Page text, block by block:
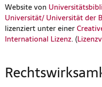
Website von
Universität/ Universität der
lizenziert unter einer
International Lizenz. (